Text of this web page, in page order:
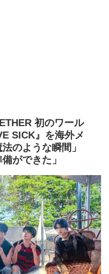
初のワール
SICK』を海外メ
のような瞬間」
ができた」